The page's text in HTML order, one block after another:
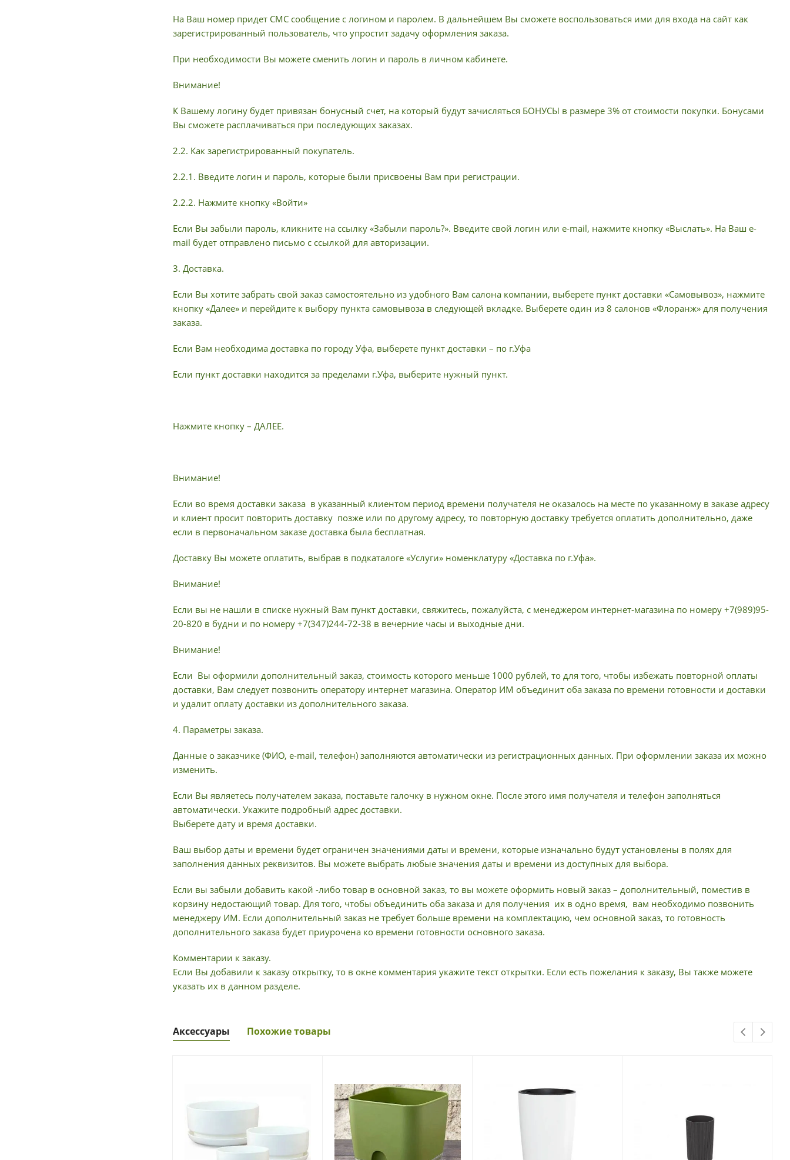
На Ваш номер придет СМС сообщение с логином и паролем. В дальнейшем Вы сможете воспользоваться ими для входа на сайт как
зарегистрированный пользователь, что упростит задачу оформления заказа.
При необходимости Вы можете сменить логин и пароль в личном кабинете.
Внимание!
К Вашему логину будет привязан бонусный счет, на который будут зачисляться БОНУСЫ в размере 3% от стоимости покупки. Бонусами
Вы сможете расплачиваться при последующих заказах.
2.2. Как зарегистрированный покупатель.
2.2.1. Введите логин и пароль, которые были присвоены Вам при регистрации.
2.2.2. Нажмите кнопку «Войти»
Если Вы забыли пароль, кликните на ссылку «Забыли пароль?». Введите свой логин или e-mail, нажмите кнопку «Выслать». На Ваш e-
mail будет отправлено письмо с ссылкой для авторизации.
3. Доставка.
Если Вы хотите забрать свой заказ самостоятельно из удобного Вам салона компании, выберете пункт доставки «Самовывоз», нажмите
кнопку «Далее» и перейдите к выбору пункта самовывоза в следующей вкладке. Выберете один из 8 салонов «Флоранж» для получения
заказа.
Если Вам необходима доставка по городу Уфа, выберете пункт доставки – по г.Уфа
Если пункт доставки находится за пределами г.Уфа, выберите нужный пункт.
Нажмите кнопку – ДАЛЕЕ.
Внимание!
Если во время доставки заказа в указанный клиентом период времени получателя не оказалось на месте по указанному в заказе адресу
и клиент просит повторить доставку позже или по другому адресу, то повторную доставку требуется оплатить дополнительно, даже
если в первоначальном заказе доставка была бесплатная.
Доставку Вы можете оплатить, выбрав в подкаталоге «Услуги» номенклатуру «Доставка по г.Уфа».
Внимание!
Если вы не нашли в списке нужный Вам пункт доставки, свяжитесь, пожалуйста, с менеджером интернет-магазина по номеру +7(989)95-
20-820 в будни и по номеру +7(347)244-72-38 в вечерние часы и выходные дни.
Внимание!
Если Вы оформили дополнительный заказ, стоимость которого меньше 1000 рублей, то для того, чтобы избежать повторной оплаты
доставки, Вам следует позвонить оператору интернет магазина. Оператор ИМ объединит оба заказа по времени готовности и доставки
и удалит оплату доставки из дополнительного заказа.
4. Параметры заказа.
Данные о заказчике (ФИО, e-mail, телефон) заполняются автоматически из регистрационных данных. При оформлении заказа их можно
изменить.
Если Вы являетесь получателем заказа, поставьте галочку в нужном окне. После этого имя получателя и телефон заполняться
автоматически. Укажите подробный адрес доставки.
Выберете дату и время доставки.
Ваш выбор даты и времени будет ограничен значениями даты и времени, которые изначально будут установлены в полях для
заполнения данных реквизитов. Вы можете выбрать любые значения даты и времени из доступных для выбора.
Если вы забыли добавить какой -либо товар в основной заказ, то вы можете оформить новый заказ – дополнительный, поместив в
корзину недостающий товар. Для того, чтобы объединить оба заказа и для получения их в одно время, вам необходимо позвонить
менеджеру ИМ. Если дополнительный заказ не требует больше времени на комплектацию, чем основной заказ, то готовность
дополнительного заказа будет приурочена ко времени готовности основного заказа.
Комментарии к заказу.
Если Вы добавили к заказу открытку, то в окне комментария укажите текст открытки. Если есть пожелания к заказу, Вы также можете
указать их в данном разделе.
Аксессуары Похожие товары